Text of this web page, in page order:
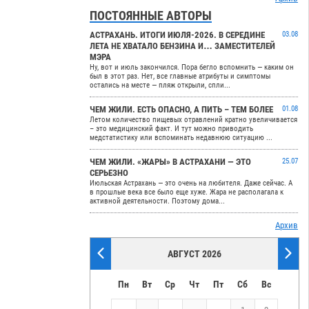
ПОСТОЯННЫЕ АВТОРЫ
АСТРАХАНЬ. ИТОГИ ИЮЛЯ-2026. В СЕРЕДИНЕ
ЛЕТА НЕ ХВАТАЛО БЕНЗИНА И… ЗАМЕСТИТЕЛЕЙ
МЭРА
03.08
Ну, вот и июль закончился. Пора бегло вспомнить — каким он
был в этот раз. Нет, все главные атрибуты и симптомы
остались на месте — пляж открыли, спли...
ЧЕМ ЖИЛИ. ЕСТЬ ОПАСНО, А ПИТЬ – ТЕМ БОЛЕЕ
01.08
Летом количество пищевых отравлений кратно увеличивается
– это медицинский факт. И тут можно приводить
медстатистику или вспоминать недавнюю ситуацию ...
ЧЕМ ЖИЛИ. «ЖАРЫ» В АСТРАХАНИ — ЭТО
СЕРЬЕЗНО
25.07
Июльская Астрахань — это очень на любителя. Даже сейчас. А
в прошлые века все было еще хуже. Жара не располагала к
активной деятельности. Поэтому дома...
Архив
АВГУСТ 2026
Пн Вт Ср Чт Пт Сб Вс